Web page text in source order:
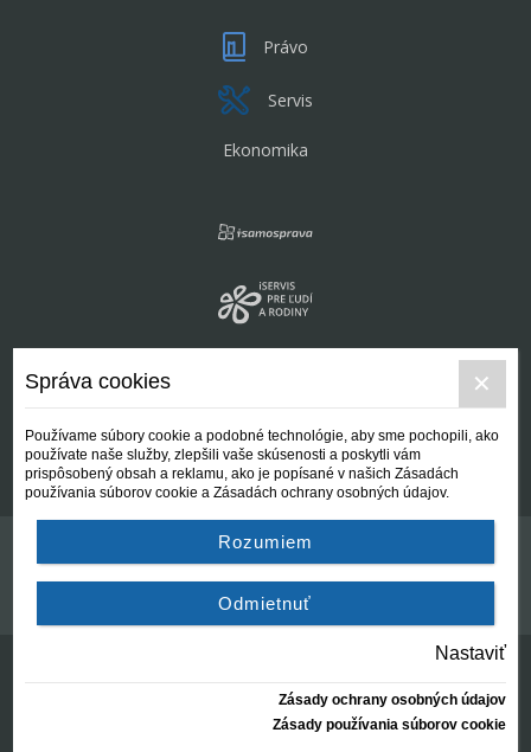
Právo
Servis
Ekonomika
Kontakt
Všeobecné podmienky
© Centrálna nezisková spoločnosť | since 2012
Správa cookies
Používame súbory cookie a podobné technológie, aby sme pochopili, ako
používate naše služby, zlepšili vaše skúsenosti a poskytli vám
prispôsobený obsah a reklamu, ako je popísané v našich Zásadách
používania súborov cookie a Zásadách ochrany osobných údajov.
Rozumiem
Odmietnuť
Nastaviť
Zásady ochrany osobných údajov
Zásady používania súborov cookie